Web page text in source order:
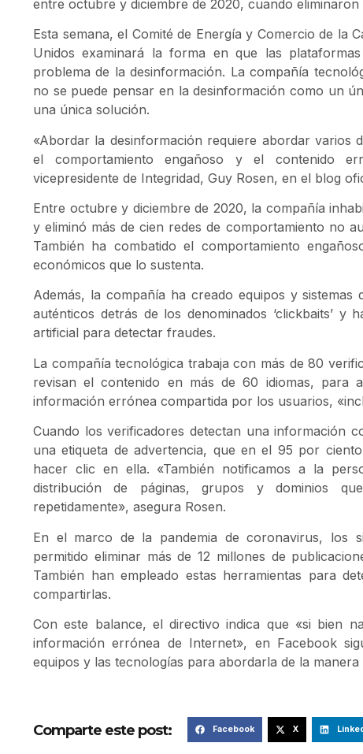
entre octubre y diciembre de 2020, cuando eliminaron
Esta semana, el Comité de Energía y Comercio de la
Unidos examinará la forma en que las
problema de la desinformación. La compañía
no se puede pensar en la desinformación como un
una única solución.
«Abordar la desinformación requiere abordar varios
el comportamiento engañoso y el contenido
vicepresidente de Integridad, Guy Rosen, en el blog
Entre octubre y diciembre de 2020, la compañía
y eliminó más de cien redes de comportamiento no
También ha combatido el comportamiento
económicos que lo sustenta.
Además, la compañía ha creado equipos y sistemas
auténticos detrás de los denominados ‘clickbaits’ y
artificial para detectar fraudes.
La compañía tecnológica trabaja con más de 80
revisan el contenido en más de 60 idiomas, para
información errónea compartida por los usuarios,
Cuando los verificadores detectan una información
una etiqueta de advertencia, que en el 95 por
hacer clic en ella. «También notificamos a la
distribución de páginas, grupos y dominios
repetidamente», asegura Rosen.
En el marco de la pandemia de coronavirus, los
permitido eliminar más de 12 millones de
También han empleado estas herramientas para
compartirlas.
Con este balance, el directivo indica que «si bien
información errónea de Internet», en Facebook
equipos y las tecnologías para abordarla de la
Comparte este post: Facebook X